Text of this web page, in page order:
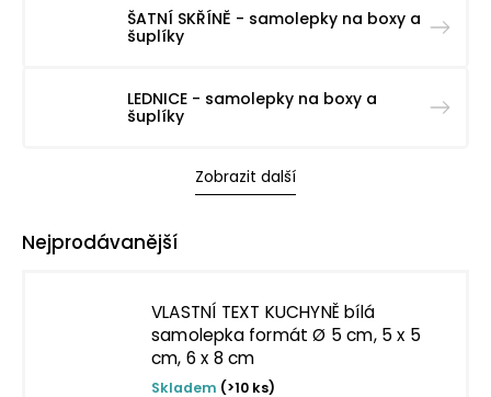
ŠATNÍ SKŘÍNĚ - samolepky na boxy a
šuplíky
LEDNICE - samolepky na boxy a
šuplíky
Zobrazit další
Nejprodávanější
VLASTNÍ TEXT KUCHYNĚ bílá
samolepka formát Ø 5 cm, 5 x 5
cm, 6 x 8 cm
Skladem (>10 ks)